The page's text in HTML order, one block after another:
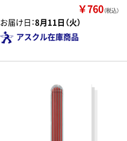
￥760（税込）
お届け日：8月11日（火）
アスクル在庫商品